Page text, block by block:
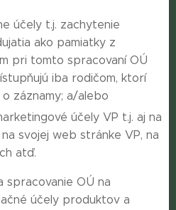
účely t.j. zachytenie
ako pamiatky z
pri tomto spracovaní OÚ
iba rodičom, ktorí
záznamy; a/alebo
účely VP t.j. aj na
svojej web stránke VP, na
atď.
spracovanie OÚ na
účely produktov a